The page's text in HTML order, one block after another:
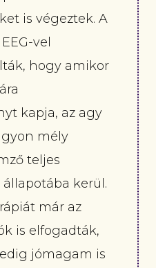
is végeztek. A
vel
hogy amikor
kapja, az agy
mély
teljes
kerül.
már az
is elfogadták,
jómagam is